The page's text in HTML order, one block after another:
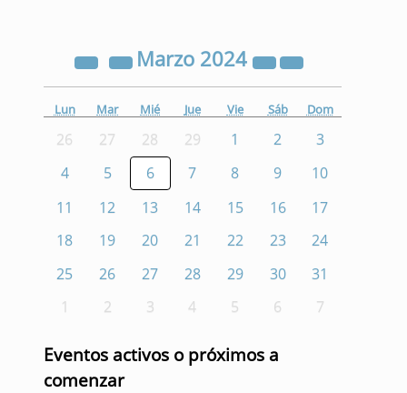
Marzo 2024
Lun Mar Mié Jue Vie Sáb Dom
26 27 28 29 1 2
3
4
5 6 7 8 9
10
11
12 13 14 15 16
17
18
19 20 21 22 23
24
25
26 27 28 29 30
31
1
2 3 4 5 6 7
Eventos activos o próximos a
comenzar